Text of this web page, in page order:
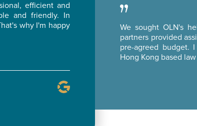
efficient and
and friendly. In
why I'm happy
We sought OLN's
partners provided
pre-agreed budget.
Hong Kong based